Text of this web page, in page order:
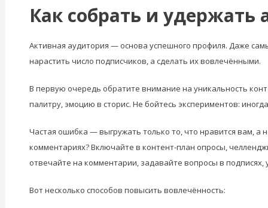
Как собрать и
Активная аудитория — основа успешного профиля. Даже
нарастить число подписчиков, а сделать их вовлечёнными.
В первую очередь обратите внимание на уникальность
палитру, эмоцию в сторис. Не бойтесь экспериментов:
Частая ошибка — выгружать только то, что нравится вам, а
комментариях? Включайте в контент-план опросы,
отвечайте на комментарии, задавайте вопросы в
Вот несколько способов повысить вовлечённость: